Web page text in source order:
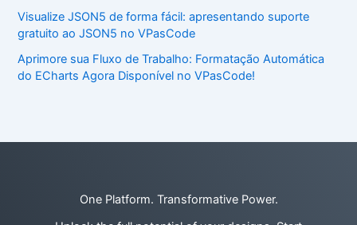
Visualize JSON5 de forma fácil: apresentando suporte
gratuito ao JSON5 no VPasCode
Aprimore sua Fluxo de Trabalho: Formatação Automática
do ECharts Agora Disponível no VPasCode!
One Platform. Transformative Power.